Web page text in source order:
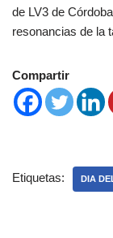
de LV3 de
resonancias de la
Compartir
Etiquetas: DIA